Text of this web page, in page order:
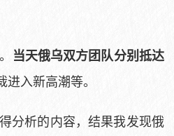
当天俄乌双方团队分别抵达
入新高潮等。
分析的内容，结果我发现俄